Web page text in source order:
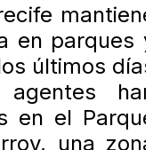
en parques
últimos
en el
una